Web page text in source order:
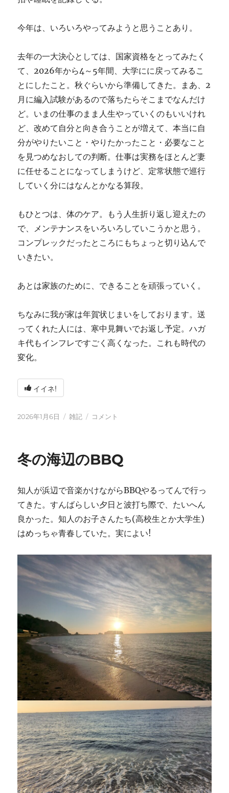
今年は、いろいろやってみようと思うことあり。
去年の一大決心としては、国家資格をとってみたく
て、2026年から4～5年間、大学にに戻ってみるこ
とにしたこと。秋ぐらいから準備してきた。まあ、2
月に編入試験があるので落ちたらそこまでなんだけ
ど。いまの仕事のまま人生やっていくのもいいけれ
ど、改めて自分と向き合うことが増えて、本当に自
分がやりたいこと・やりたかったこと・必要なこと
を見つめなおしての判断。仕事は実務をほとんど妻
に任せることになってしまうけど、定常状態で巡行
していく分にはなんとかなる算段。
もひとつは、体のケア。もう人生折り返し迎えたの
で、メンテナンスをいろいろしていこうかと思う。
コンプレックだったところにもちょっと切り込んで
いきたい。
あとは家族のために、できることを頑張っていく。
ちなみに我が家は年賀状じまいをしております。送
ってくれた人には、寒中見舞いでお返し予定。ハガ
キ代もインフレですごく高くなった。これも時代の
変化。
イイネ!
投
2026年1月6日
カ
ー
雑記
2026
コメント
冬の海辺のBBQ
知人が浜辺で音楽かけながらBBQやるってんで行っ
てきた。すんばらしい夕日と波打ち際で、たいへん
良かった。知人のお子さんたち(高校生とか大学生)
はめっちゃ青春していた。実によい!